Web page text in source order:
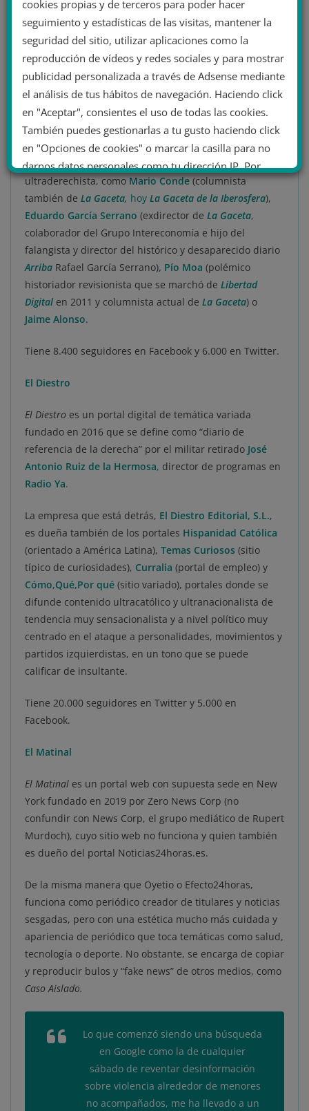
beligerantes con los movimientos y partidos
izquierdistas y de sostener conocidos bulos sobre
machismo,feminismo, inmigración y sobre hechos
históricos (calificando, por ejemplo, al dictador Franco
comosalvador de los judíos).
Su postura claramente falangista le hace atacar
también al Partido Popular (PP) e incluso a la
monarquía. Entre sus colaboradores, hay
personalidades conocidas por su filiación
ultraderechista, comoMario Conde (columnista
también de La Gaceta, hoy La Gaceta de la Iberosfera),
Eduardo García Serrano (exdirector de La Gaceta,
colaborador del Grupo Intereconomía e hijo del
falangista y director del histórico y desaparecido diario
Arriba Rafael García Serrano), Pío Moa (polémico
historiador revisionista que se marchó de Libertad
Digital en 2011 y columnista actual de La Gaceta) o
Jaime Alonso.
Tiene 8.400 seguidores en Facebook y 6.000 en Twitter.
El Diestro
El Diestro es un portal digital de temática variada
fundado en 2016 que se define como “diario de
referencia de la derecha” por el militar retirado José
Antonio Ruiz de la Hermosa, director de programas en
Radio Ya.
La empresa que está detrás, El Diestro Editorial, S.L.,
es dueña también de los portales Hispanidad Católica
(orientado a América Latina), Temas Curiosos (sitio
típico de curiosidades), Curralia (portal de empleo) y
Cómo,Qué,Por qué (sitio variado), portales donde se
difunde contenido ultracatólico y ultranacionalista de
tendencia muy sensacionalista y a nivel político muy
centrado en el ataque a personalidades, movimientos y
partidos izquierdistas, en un tono que se puede
calificar de insultante.
Tiene 20.000 seguidores en Twitter y 5.000 en
Facebook.
El Matinal
El Matinal es un portal web con supuesta sede en New
York fundado en 2019 por Zero News Corp (no
confundir con News Corp, el grupo mediático de Rupert
Murdoch), cuyo sitio web no funciona y quien también
es dueño del portal Noticias24horas.es.
De la misma manera que Oyetio o Efecto24horas,
funciona como periódico creador de titulares y noticias
sesgadas, pero con una estética mucho más cuidada y
apariencia de periódico que toca temáticas como salud,
tecnología o deporte. No obstante, se encarga de copiar
y reproducir bulos y “fake news” de otros medios, como
Caso Aislado.
Lo que comenzó siendo una búsqueda
en Google como la de cualquier
sábado de reventar desinformación
sobre violencia alrededor de menores
no acompañados, me ha llevado a un
cookies propias y de terceros para poder hacer
seguimiento y estadísticas de las visitas, mantener la
seguridad del sitio, utilizar aplicaciones como la
reproducción de vídeos y redes sociales y para mostrar
publicidad personalizada a través de Adsense mediante
el análisis de tus hábitos de navegación. Haciendo click
en "Aceptar", consientes el uso de todas las cookies.
También puedes gestionarlas a tu gusto haciendo click
en "Opciones de cookies" o marcar la casilla para no
darnos datos personales como tu dirección IP. Por
último, puedes leer nuestra Política de cookies.
No dar mi información personal
Opciones de cookies Aceptar cookies
Rechazar cookies Política de cookies